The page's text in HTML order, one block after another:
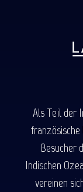
Als Teil der
Besucher
Indischen
vereinen